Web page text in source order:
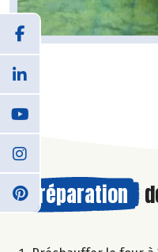
Préparation